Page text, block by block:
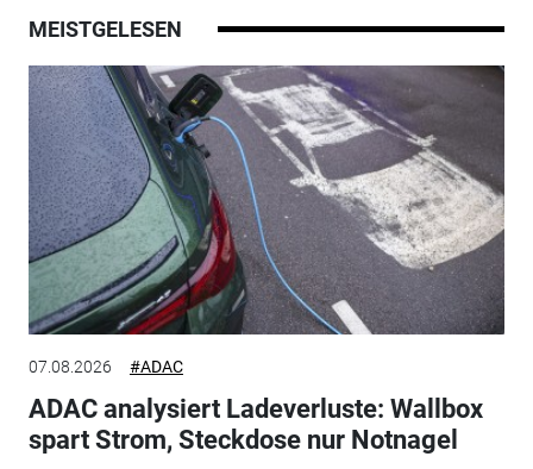
MEISTGELESEN
07.08.2026 #ADAC
ADAC analysiert Ladeverluste: Wallbox
spart Strom, Steckdose nur Notnagel